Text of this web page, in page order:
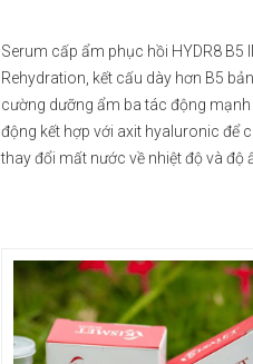
Serum cấp ẩm phục hồi HYDR8
Rehydration, kết cấu dày hơn B5
cường dưỡng ẩm ba tác động
động kết hợp với axit hyaluronic để
thay đổi mất nước về nhiệt độ và độ